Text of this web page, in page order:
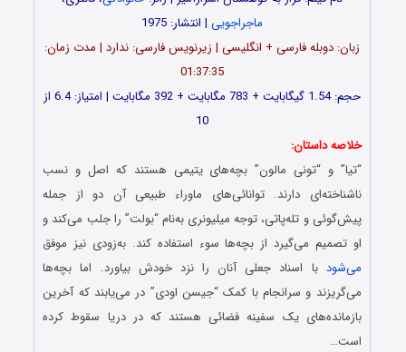
ماجراجویی | انتشار: 1975
زبان: دوبله فارسی + انگلیسی | زیرنویس فارسی: ندارد | مدت زمان:
01:37:35
حجم: 1.54 گیگابایت + 783 مگابایت + 392 مگابایت | امتیاز: 6.4 از
10
خلاصه داستان:
“تیا” و “تونی مالون” بچه‌های یتیمی هستند که اصل و نسب
ناشناخته‌ای دارند. توانائی‌های ماوراء طبیعی آن دو از جمله
پیش‌گوئی و تله‌پاتی، توجه میلیونری به‌نام “بولت” را جلب می‌کند و
او تصمیم می‌گیرد از بچه‌ها سوء استفاده کند. به‌زودی نیز موفق
می‌شود با اسناد جعلی آنان را نزد خودش بیاورد. اما بچه‌ها
می‌گریزند و سرانجام با کمک “جیسن اودی” در می‌یابند که آخرین
بازمانده‌های یک سفینه فضائی هستند که در دریا سقوط کرده
است…